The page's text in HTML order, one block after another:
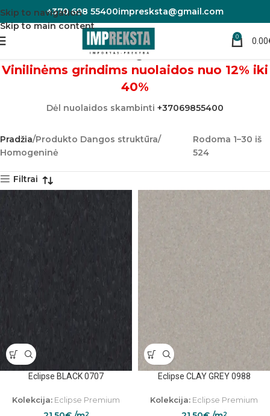
Skip to navigation
Skip to main content
+370 698 55400impresksta@gmail.com
0 0.00
Homogeninė
Vinilinėms grindims nuolaidos nuo 12% iki
40%
Dėl nuolaidos skambinti +37069855400
Pradžia Produkto Dangos struktūra
Homogeninė
Rodoma 1–30 iš
524
Filtrai
Eclipse BLACK 0707
Kolekcija: Eclipse Premium
Eclipse CLAY GREY 0988
Kolekcija: Eclipse Premium